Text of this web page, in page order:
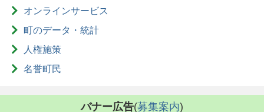
オンラインサービス
町のデータ・統計
人権施策
名誉町民
バナー広告(募集案内)